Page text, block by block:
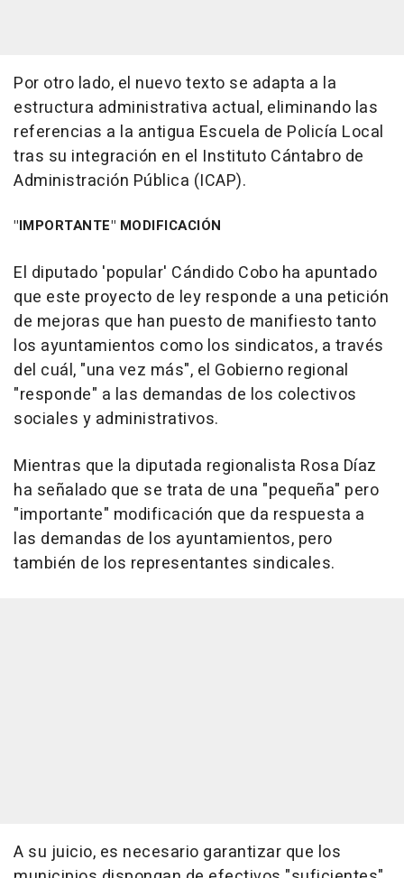
Por otro lado, el nuevo texto se adapta a la
estructura administrativa actual, eliminando las
referencias a la antigua Escuela de Policía Local
tras su integración en el Instituto Cántabro de
Administración Pública (ICAP).
"IMPORTANTE" MODIFICACIÓN
El diputado 'popular' Cándido Cobo ha apuntado
que este proyecto de ley responde a una petición
de mejoras que han puesto de manifiesto tanto
los ayuntamientos como los sindicatos, a través
del cuál, "una vez más", el Gobierno regional
"responde" a las demandas de los colectivos
sociales y administrativos.
Mientras que la diputada regionalista Rosa Díaz
ha señalado que se trata de una "pequeña" pero
"importante" modificación que da respuesta a
las demandas de los ayuntamientos, pero
también de los representantes sindicales.
A su juicio, es necesario garantizar que los